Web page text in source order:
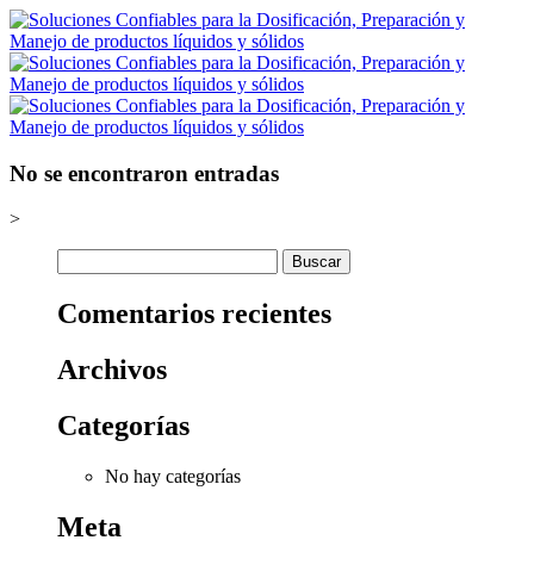
No se encontraron entradas
>
Comentarios recientes
Archivos
Categorías
No hay categorías
Meta